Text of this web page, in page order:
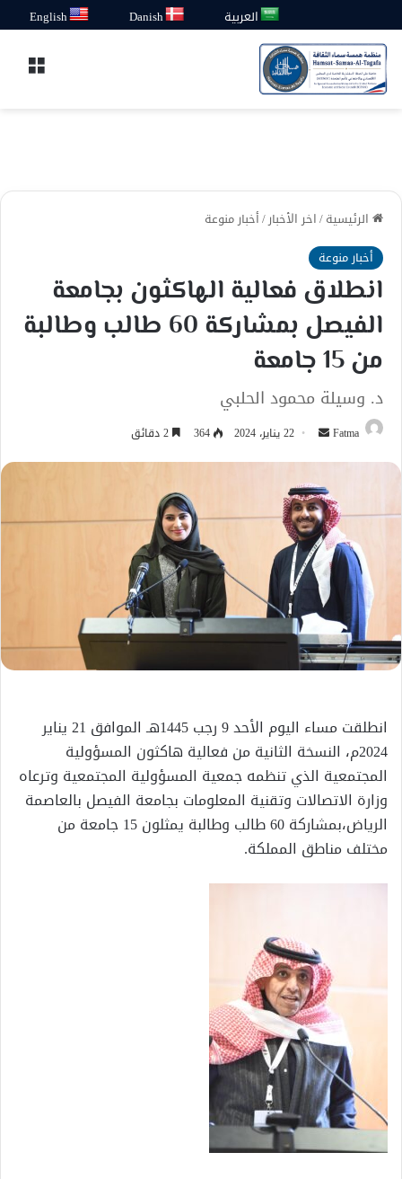
العربية Danish
English
الرئيسية/اخر الأخبار/أخبار منوعة
أخبار منوعة
انطلاق فعالية الهاكثون بجامعة
الفيصل بمشاركة 60 طالب وطالبة
من 15 جامعة
د. وسيلة محمود الحلبي
Fatma
أرسل 22 يناير، 2024 364
انطلقت مساء اليوم الأحد 9 رجب 1445هـ الموافق 21 يناير
2024م، النسخة الثانية من فعالية هاكثون المسؤولية
المجتمعية الذي تنظمه جمعية المسؤولية المجتمعية وترعاه
وزارة الاتصالات وتقنية المعلومات بجامعة الفيصل بالعاصمة
الرياض،بمشاركة 60 طالب وطالبة يمثلون 15 جامعة من
مختلف مناطق المملكة.